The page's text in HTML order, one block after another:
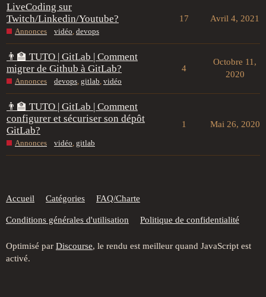
LiveCoding sur
Twitch/Linkedin/Youtube?
Annonces vidéo, devops
17 Avril 4, 2021
👨‍🏫 TUTO | GitLab | Comment
migrer de Github à GitLab?
Annonces devops, gitlab, vidéo
4
Octobre 11,
2020
👨‍🏫 TUTO | GitLab | Comment
configurer et sécuriser son dépôt
GitLab?
Annonces vidéo, gitlab
1 Mai 26, 2020
Accueil Catégories FAQ/Charte
Conditions générales d'utilisation Politique de confidentialité
Optimisé par Discourse, le rendu est meilleur quand JavaScript est
activé.